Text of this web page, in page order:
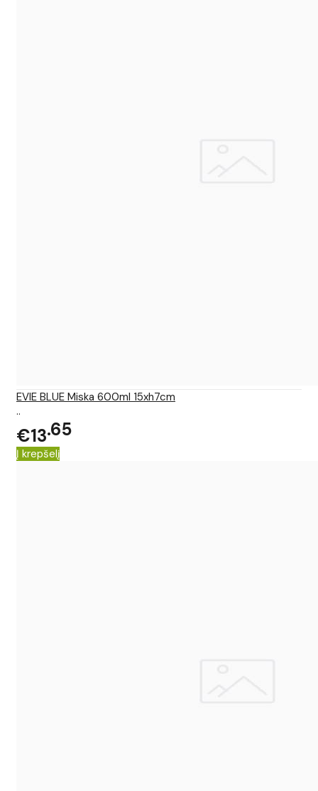
EVIE BLUE Miska 600ml 15xh7cm
..
€13 65
Į krepšelį